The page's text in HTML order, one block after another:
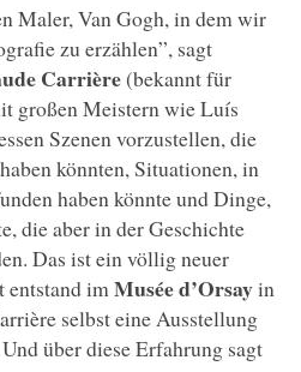
Maler, Van Gogh, in dem wir
zu erzählen”, sagt
Carrière(bekannt für
großen Meistern wie Luís
Szenen vorzustellen, die
könnten, Situationen, in
haben könnte und Dinge,
die aber in der Geschichte
Das ist ein völlig neuer
entstand im Musée d’Orsayin
selbst eine Ausstellung
über diese Erfahrung sagt